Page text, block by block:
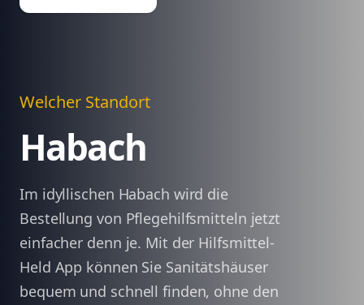
Welcher Standort
Habach
Im idyllischen Habach wird die
Bestellung von Pflegehilfsmitteln jetzt
einfacher denn je. Mit der Hilfsmittel-
Held App können Sie Sanitätshäuser
bequem und schnell finden, ohne den